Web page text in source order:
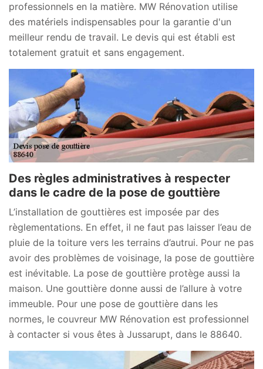
professionnels en la matière. MW Rénovation utilise
des matériels indispensables pour la garantie d'un
meilleur rendu de travail. Le devis qui est établi est
totalement gratuit et sans engagement.
Des règles administratives à respecter
dans le cadre de la pose de gouttière
L’installation de gouttières est imposée par des
règlementations. En effet, il ne faut pas laisser l’eau de
pluie de la toiture vers les terrains d’autrui. Pour ne pas
avoir des problèmes de voisinage, la pose de gouttière
est inévitable. La pose de gouttière protège aussi la
maison. Une gouttière donne aussi de l’allure à votre
immeuble. Pour une pose de gouttière dans les
normes, le couvreur MW Rénovation est professionnel
à contacter si vous êtes à Jussarupt, dans le 88640.